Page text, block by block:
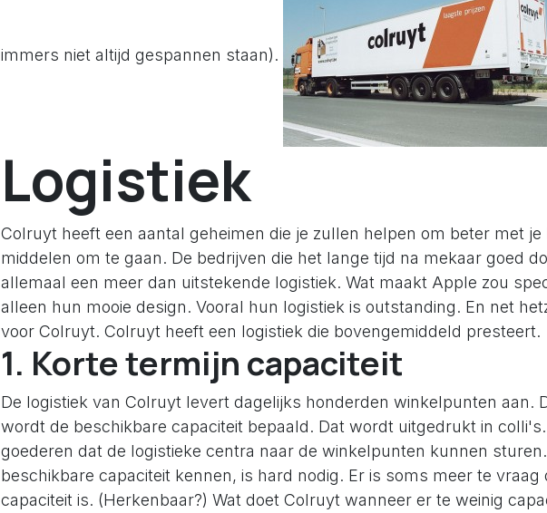
immers niet altijd gespannen staan).
Logistiek
Colruyt heeft een aantal geheimen die je zullen helpen om beter met je
middelen om te gaan. De bedrijven die het lange tijd na mekaar goed
allemaal een meer dan uitstekende logistiek. Wat maakt Apple zou
alleen hun mooie design. Vooral hun logistiek is outstanding. En net
voor Colruyt. Colruyt heeft een logistiek die bovengemiddeld presteert.
1. Korte termijn capaciteit
De logistiek van Colruyt levert dagelijks honderden winkelpunten aan.
wordt de beschikbare capaciteit bepaald. Dat wordt uitgedrukt in
goederen dat de logistieke centra naar de winkelpunten kunnen
beschikbare capaciteit kennen, is hard nodig. Er is soms meer te vraag
capaciteit is. (Herkenbaar?) Wat doet Colruyt wanneer er te weinig